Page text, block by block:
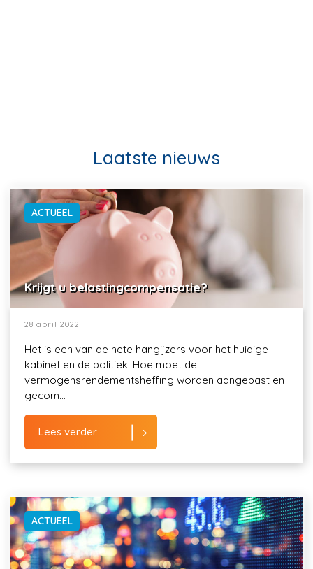
Laatste nieuws
ACTUEEL
Krijgt u belastingcompensatie?
28 april 2022
Het is een van de hete hangijzers voor het huidige
kabinet en de politiek. Hoe moet de
vermogensrendementsheffing worden aangepast en
gecom...
Lees verder
ACTUEEL